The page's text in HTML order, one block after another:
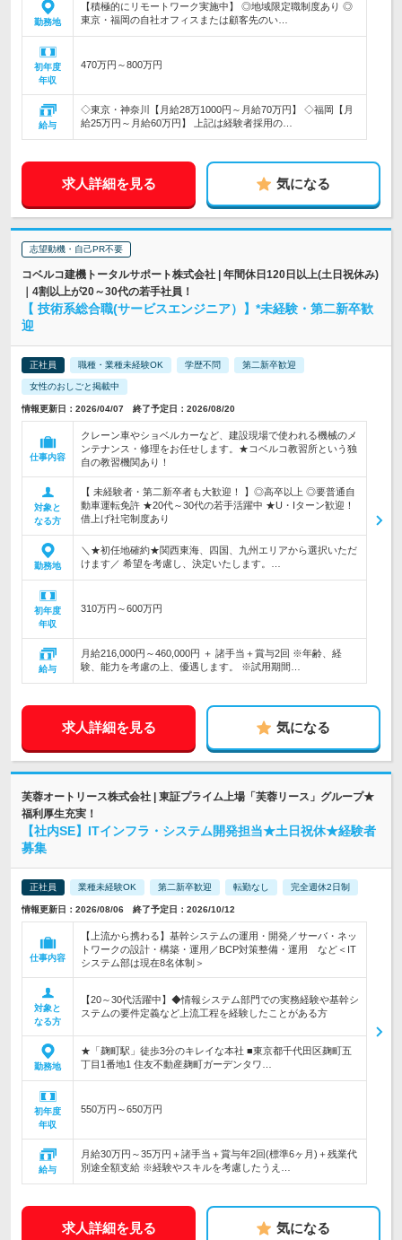
勤務地
【積極的にリモートワーク実施中】 ◎地域限定職制度あり ◎
東京・福岡の自社オフィスまたは顧客先のい…
初年度
年収
470万円～800万円
給与
◇東京・神奈川【月給28万1000円～月給70万円】 ◇福岡【月
給25万円～月給60万円】 上記は経験者採用の…
求人詳細を見る 気になる
志望動機・自己PR不要
コベルコ建機トータルサポート株式会社 | 年間休日120日以上(土日祝休み)
｜4割以上が20～30代の若手社員！
【 技術系総合職(サービスエンジニア）】*未経験・第二新卒歓
迎
正社員 職種・業種未経験OK 学歴不問 第二新卒歓迎
女性のおしごと掲載中
情報更新日：2026/04/07 終了予定日：2026/08/20
仕事内容
クレーン車やショベルカーなど、建設現場で使われる機械のメ
ンテナンス・修理をお任せします。★コベルコ教習所という独
自の教習機関あり！
対象と
なる方
【 未経験者・第二新卒者も大歓迎！ 】◎高卒以上 ◎要普通自
動車運転免許 ★20代～30代の若手活躍中 ★U・Iターン歓迎！
借上げ社宅制度あり
勤務地
＼★初任地確約★関西東海、四国、九州エリアから選択いただ
けます／ 希望を考慮し、決定いたします。…
初年度
年収
310万円～600万円
給与
月給216,000円～460,000円 ＋ 諸手当＋賞与2回 ※年齢、経
験、能力を考慮の上、優遇します。 ※試用期間…
求人詳細を見る 気になる
芙蓉オートリース株式会社 | 東証プライム上場「芙蓉リース」グループ★
福利厚生充実！
【社内SE】ITインフラ・システム開発担当★土日祝休★経験者
募集
正社員 業種未経験OK 第二新卒歓迎 転勤なし 完全週休2日制
情報更新日：2026/08/06 終了予定日：2026/10/12
仕事内容
【上流から携わる】基幹システムの運用・開発／サーバ・ネッ
トワークの設計・構築・運用／BCP対策整備・運用 など＜IT
システム部は現在8名体制＞
対象と
なる方
【20～30代活躍中】◆情報システム部門での実務経験や基幹シ
ステムの要件定義など上流工程を経験したことがある方
勤務地
★「麹町駅」徒歩3分のキレイな本社 ■東京都千代田区麹町五
丁目1番地1 住友不動産麹町ガーデンタワ…
初年度
年収
550万円～650万円
給与
月給30万円～35万円＋諸手当＋賞与年2回(標準6ヶ月)＋残業代
別途全額支給 ※経験やスキルを考慮したうえ…
求人詳細を見る 気になる